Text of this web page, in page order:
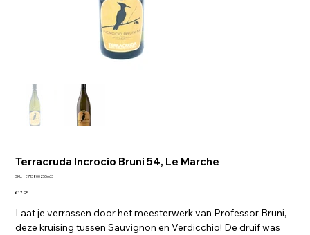
Terracruda Incrocio Bruni 54, Le Marche
SKU:
SKU
8713800255663
Price
€17.95
Laat je verrassen door het meesterwerk van Professor Bruni,
deze kruising tussen Sauvignon en Verdicchio! De druif was